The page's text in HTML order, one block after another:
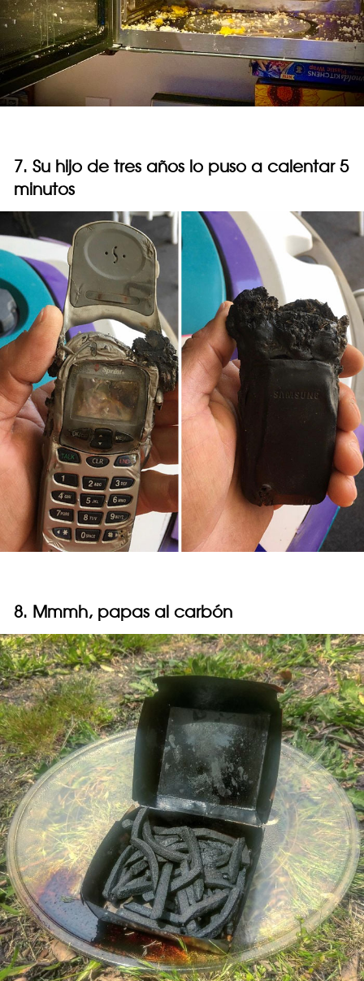
7. Su hijo de tres años lo puso a calentar 5
minutos
8. Mmmh, papas al carbón